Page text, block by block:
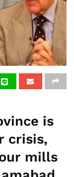
is
crisis,
mills